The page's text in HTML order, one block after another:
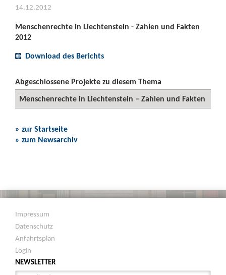
14.12.2012
Menschenrechte in Liechtenstein - Zahlen und Fakten
2012
Download des Berichts
Abgeschlossene Projekte zu diesem Thema
Menschenrechte in Liechtenstein – Zahlen und Fakten
» zur Startseite
» zum Newsarchiv
Impressum
Datenschutz
Anfahrtsplan
Login
NEWSLETTER